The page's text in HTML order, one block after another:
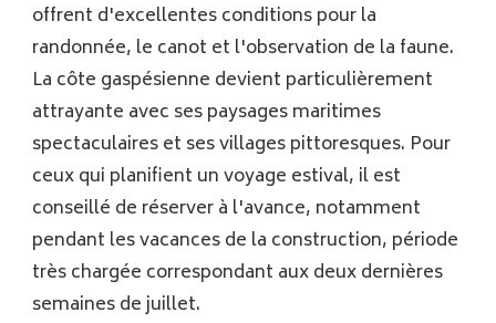
offrent d'excellentes conditions pour la
randonnée, le canot et l'observation de la faune.
La côte gaspésienne devient particulièrement
attrayante avec ses paysages maritimes
spectaculaires et ses villages pittoresques. Pour
ceux qui planifient un voyage estival, il est
conseillé de réserver à l'avance, notamment
pendant les vacances de la construction, période
très chargée correspondant aux deux dernières
semaines de juillet.